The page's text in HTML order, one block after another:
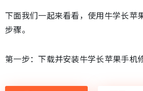
下面我们一起来看看，使用牛学长苹
步骤。
第一步：下载并安装牛学长苹果手机